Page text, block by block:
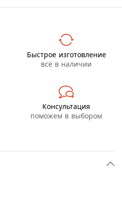
Быстрое изготовление
всё в наличии
Консультация
поможем в выбором